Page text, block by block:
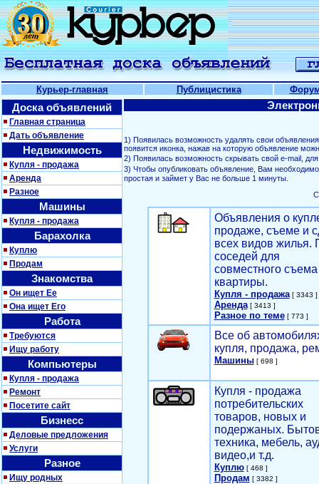
Курьер-главная Публицистика
Доска объявлений
Главная страница
Дать объявление
Недвижимость
Купля - продажа
Аренда
Разное
Машины
Купля - продажа
Барахолка
Куплю
Продам
Знакомства
Он ищет Ее
Она ищет Его
Работа
Требуются
Ищу работу
Компьютеры
Купля - продажа
Ремонт
Посетите сайт
Бизнесс
Деловые предложения
Услуги
Разное
Ищу родных
1) Появилась возможность удалять свои
появится иконка, нажав на которую объявление
2) Появилась возможность скрывать свой е-mail,
3) Чтобы опубликовать объявление, Вам
простая и займет у Вас не больше 1 минуты.
Объявления о
продаже, съеме и
всех видов жилья.
соседей для
совместного съема
квартиры.
Купля - продажа[ 3343 ]
Аренда[ 3413 ]
Разное по теме[ 773 ]
Все об
купля, продажа,
Машины[ 698 ]
Купля - продажа
потребительских
товаров, новых и
подержаных.
техника, мебель,
видео,и т.д.
Куплю[ 468 ]
Продам [ 3382 ]